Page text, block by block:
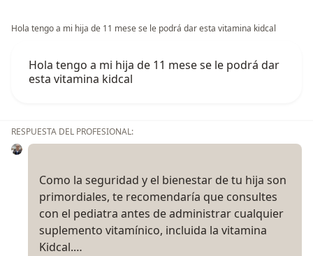
Hola tengo a mi hija de 11 mese se le podrá dar esta vitamina kidcal
Hola tengo a mi hija de 11 mese se le podrá dar
esta vitamina kidcal
RESPUESTA DEL PROFESIONAL:
Como la seguridad y el bienestar de tu hija son
primordiales, te recomendaría que consultes
con el pediatra antes de administrar cualquier
suplemento vitamínico, incluida la vitamina
Kidcal.…